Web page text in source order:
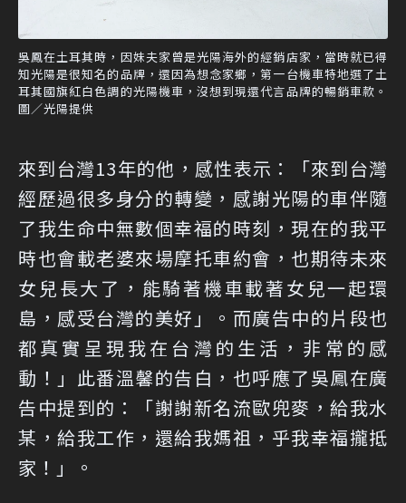
吳鳳在土耳其時，因妹夫家曾是光陽海外的經銷店家，當時就已得
知光陽是很知名的品牌，還因為想念家鄉，第一台機車特地選了土
耳其國旗紅白色調的光陽機車，沒想到現還代言品牌的暢銷車款。
圖／光陽提供
來到台灣13年的他，感性表示：「來到台灣
經歷過很多身分的轉變，感謝光陽的車伴隨
了我生命中無數個幸福的時刻，現在的我平
時也會載老婆來場摩托車約會，也期待未來
女兒長大了，能騎著機車載著女兒一起環
島，感受台灣的美好」。而廣告中的片段也
都真實呈現我在台灣的生活，非常的感
動！」此番溫馨的告白，也呼應了吳鳳在廣
告中提到的：「謝謝新名流歐兜麥，給我水
某，給我工作，還給我媽祖，乎我幸福攏抵
家！」。